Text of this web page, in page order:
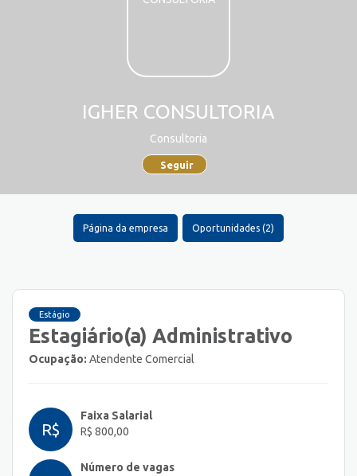
IGHER CONSULTORIA
Consultoria
Seguir
Página da empresa Oportunidades (2)
Estágio
Estagiário(a) Administrativo
Ocupação: Atendente Comercial
R$
Faixa Salarial
R$ 800,00
Número de vagas